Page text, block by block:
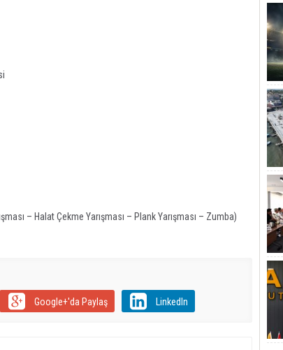
– Halat Çekme Yarışması – Plank Yarışması – Zumba)
Google+'da Paylaş LinkedIn